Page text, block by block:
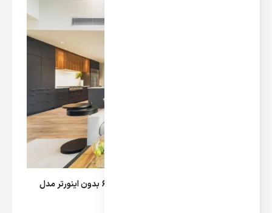
گاز مبرد R410a در داکت اسپلیت کریر 60000 بدون اینورتر مدل